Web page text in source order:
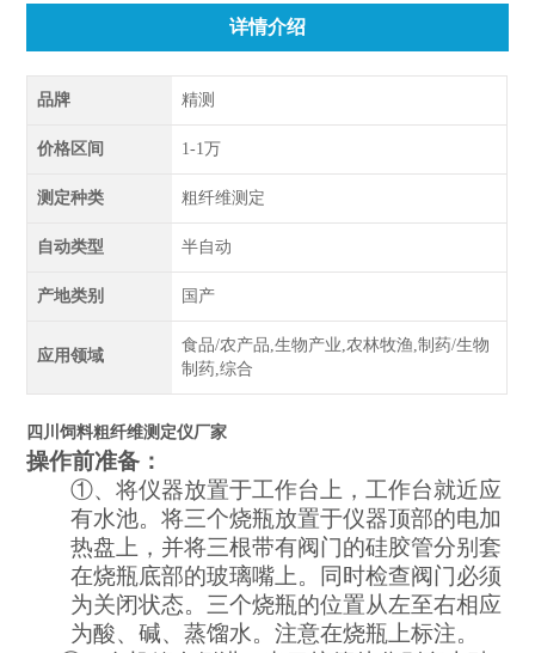
详情介绍
品牌 精测
价格区间 1-1万
测定种类 粗纤维测定
自动类型 半自动
产地类别 国产
应用领域
食品/农产品,生物产业,农林牧渔,制药/生物
制药,综合
四川饲料粗纤维测定仪厂家
操作前准备：
①、将仪器放置于工作台上，工作台就近应
有水池。将三个烧瓶放置于仪器顶部的电加
热盘上，并将三根带有阀门的硅胶管分别套
在烧瓶底部的玻璃嘴上。同时检查阀门必须
为关闭状态。三个烧瓶的位置从左至右相应
为酸、碱、蒸馏水。注意在烧瓶上标注。